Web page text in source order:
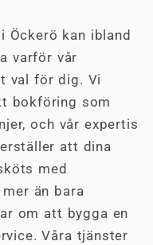
i Öckerö kan ibland
varför vår
val för dig. Vi
bokföring som
och vår expertis
att dina
med
än bara
om att bygga en
Våra tjänster